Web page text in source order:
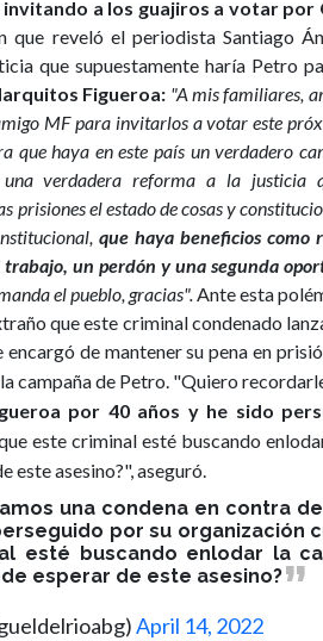
invitando a los guajiros a votar por
que reveló el periodista Santiago
que supuestamente haría Petro
Figueroa: "A mis familiares,
MF para invitarlos a votar este
que haya en este país un verdadero
verdadera reforma a la justicia
prisiones el estado de cosas y
que haya beneficios como
un perdón y una segunda
el pueblo, gracias".Ante esta
que este criminal condenado
de mantener su pena en
campaña de Petro. "Quiero
por 40 años y he sido
este criminal esté buscando
este asesino?", aseguró.
una condena en contra
por su organización
esté buscando enlodar la
esperar de este asesino?
April 14, 2022